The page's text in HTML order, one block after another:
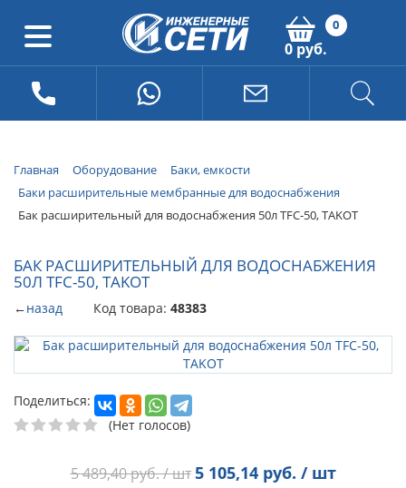
0
0 руб.
Главная Оборудование
Баки, емкости
Баки расширительные мембранные для водоснабжения
Бак расширительный для водоснабжения 50л TFC-50, TAKOT
БАК РАСШИРИТЕЛЬНЫЙ ДЛЯ ВОДОСНАБЖЕНИЯ
50Л TFC-50, TAKOT
←назад Код товара: 48383
Поделиться:
(Нет голосов)
5 489,40руб. / шт 5 105,14руб. / шт